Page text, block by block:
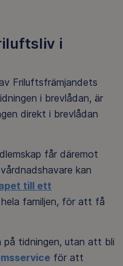
i
Friluftsfrämjandets
i brevlådan, är
direkt i brevlådan
får däremot
kan
till ett
hela familjen, för att få
på tidningen, utan att bli
för att